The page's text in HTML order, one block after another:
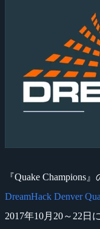
『Quake Champions
DreamHack Denver
2017年10月20～22日